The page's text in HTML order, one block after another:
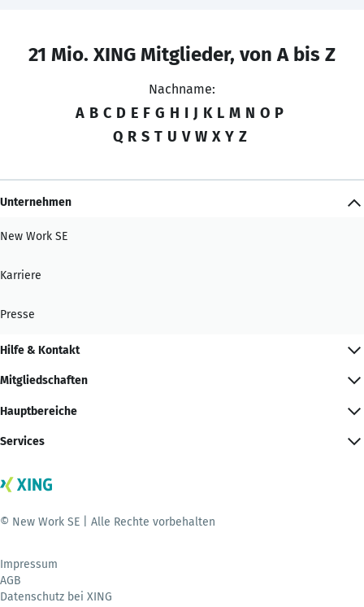
21 Mio. XING Mitglieder, von A bis Z
Nachname:
A B C D E F G H I J K L M N O P
Q R S T U V W X Y Z
Unternehmen
New Work SE
Karriere
Presse
Hilfe & Kontakt
Mitgliedschaften
Hauptbereiche
Services
© New Work SE | Alle Rechte vorbehalten
Impressum
AGB
Datenschutz bei XING